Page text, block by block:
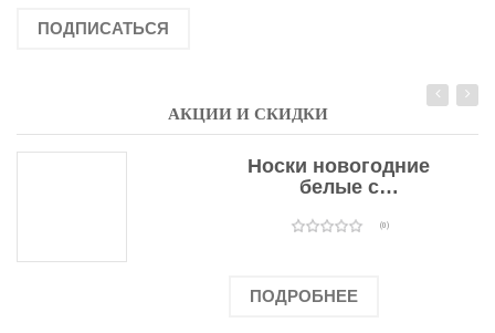
ПОДПИСАТЬСЯ
АКЦИИ И СКИДКИ
Носки новогодние
белые с
оленями(0)
ПОДРОБНЕЕ